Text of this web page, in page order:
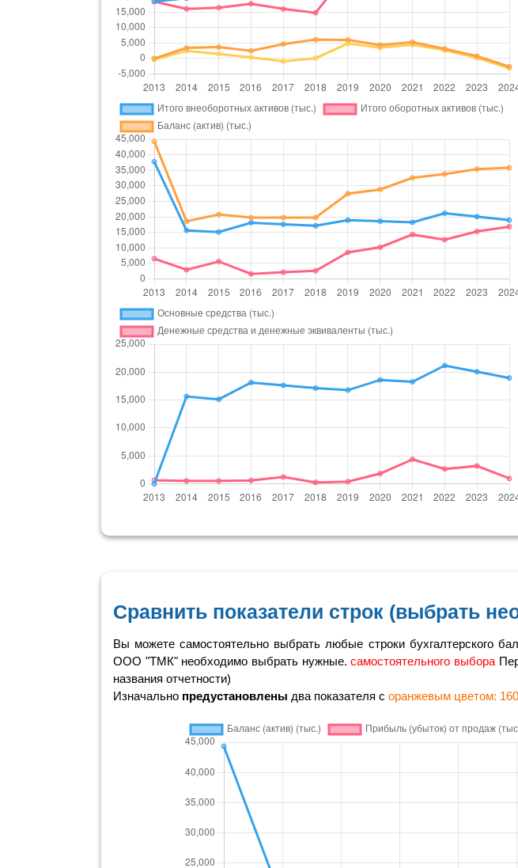
Сравнить показатели строк (выбрать
Вы можете самостоятельно выбрать любые строки бухгалтерского
ООО "ТМК" необходимо выбрать нужные.самостоятельного выбора
названия отчетности)
Изначально предустановлены два показателя с оранжевым цветом: